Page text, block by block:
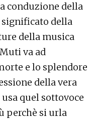
conduzione della
della
della musica
va ad
e lo splendore
della vera
quel sottovoce
perchè si urla